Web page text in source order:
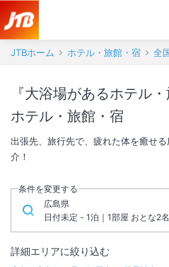
JTBホーム ホテル・旅館・宿 全
『大浴場があるホテル
ホテル・旅館・宿
出張先、旅行先で、疲れた体を癒せ
介！
条件を変更する
広島県
日付未定 - 1泊｜1部屋 おとな2
詳細エリアに絞り込む